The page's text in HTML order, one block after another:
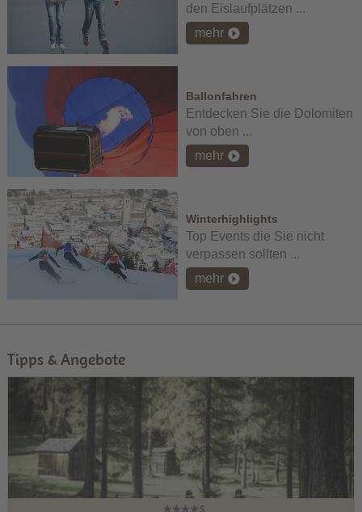
den Eislaufplätzen ...
mehr
Ballonfahren
Entdecken Sie die Dolomiten
von oben ...
mehr
Winterhighlights
Top Events die Sie nicht
verpassen sollten ...
mehr
Tipps & Angebote